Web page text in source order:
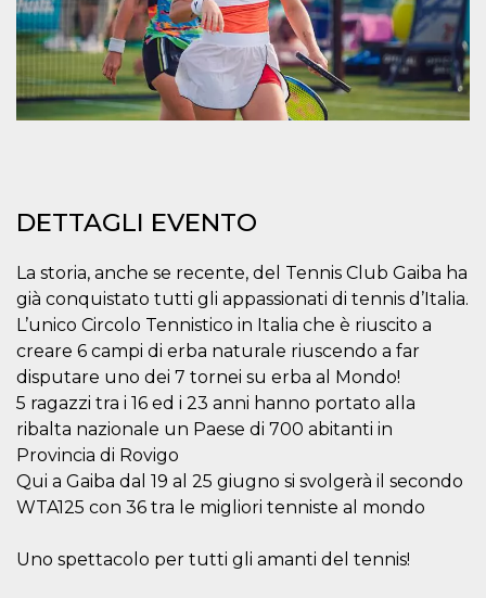
DETTAGLI EVENTO
La storia, anche se recente, del Tennis Club Gaiba ha
già conquistato tutti gli appassionati di tennis d’Italia.
L’unico Circolo Tennistico in Italia che è riuscito a
creare 6 campi di erba naturale riuscendo a far
disputare uno dei 7 tornei su erba al Mondo!
5 ragazzi tra i 16 ed i 23 anni hanno portato alla
ribalta nazionale un Paese di 700 abitanti in
Provincia di Rovigo
Qui a Gaiba dal 19 al 25 giugno si svolgerà il secondo
WTA125 con 36 tra le migliori tenniste al mondo
Uno spettacolo per tutti gli amanti del tennis!
Stripe
m.stripe.com
1 anno 1
mese
Questo cookie
viene
generalmente
utilizzato per le
prestazioni e
l'ottimizzazione
dei servizi di
CookieScriptConsent
CookieScript
oooh.events
4
settimane
Questo cookie
viene utilizzato
Cookie-
Script.com per
ricordare le
preferenze di
consenso sui
cookie dei
visitatori. È
necessario che il
Cookie-
funzioni
Storage declaration